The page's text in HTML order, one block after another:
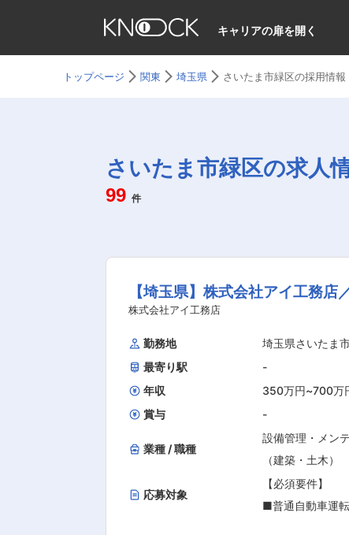
キャリアの扉を開く
トップページ 関東 埼玉県 さいたま市緑区の採用情報
さいたま市緑区の求人
99 件
【埼玉県】株式会社アイ工務店
株式会社アイ工務店
勤務地
埼玉県さいたま
最寄り駅
-
年収
350万円~700万
賞与
-
業種 / 職種
設備管理・メン
（建築・土木）
応募対象
【必須要件】
■普通自動車運